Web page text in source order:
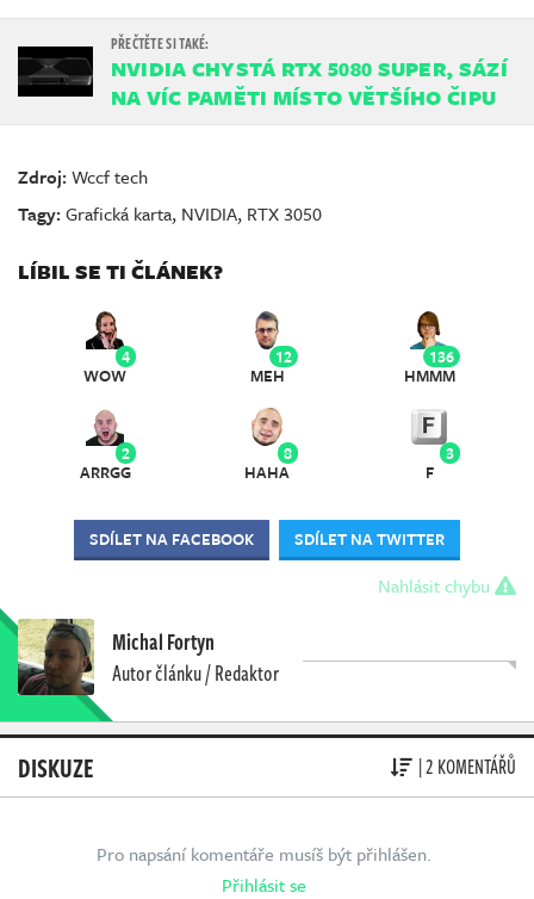
NVIDIA CHYSTÁ RTX 5080 SUPER, SÁZÍ
NA VÍC PAMĚTI MÍSTO VĚTŠÍHO ČIPU
Zdroj:Wccf tech
Tagy:Grafická karta, NVIDIA, RTX 3050
LÍBIL SE TI ČLÁNEK?
4
WOW
12
MEH
136
HMMM
2
ARRGG
8
HAHA
3
F
SDÍLET NA FACEBOOK SDÍLET NA TWITTER
Nahlásit chybu
Michal Fortyn
Autor článku / Redaktor
DISKUZE | 2 KOMENTÁŘŮ
Pro napsání komentáře musíš být přihlášen.
Přihlásit se